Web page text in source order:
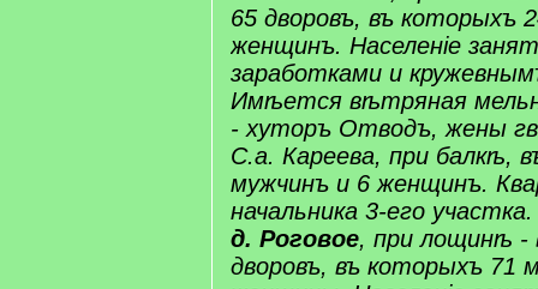
65 дворовъ, въ которыхъ
женщинъ. Населеніе
заработками и
Имѣется вѣтряная
- хуторъ Отводъ, жены
С.а. ​​Кареева​, при балкѣ,
мужчинъ и 6 женщинъ.
начальника 3-его участка.
​д.​ Роговое, при лощинѣ -
дворовъ, въ которыхъ 71